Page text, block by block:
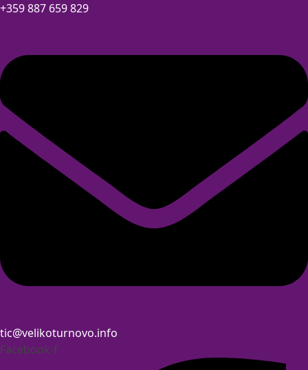
+359 887 659 829
tic@velikoturnovo.info
Facebook-f